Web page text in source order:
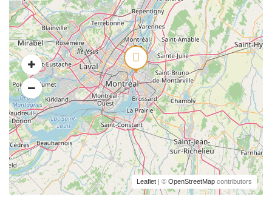
Leaflet | © OpenStreetMap contributors